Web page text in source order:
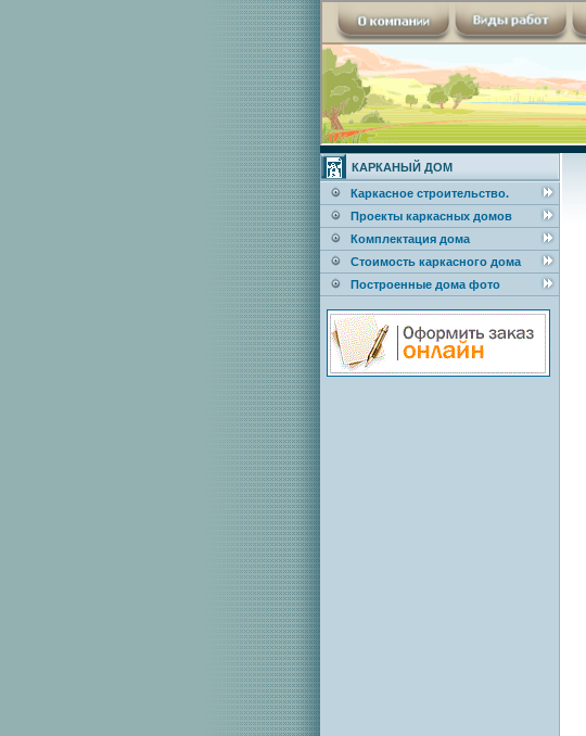
КАРКАНЫЙ ДОМ
Каркасное строительство.
Проекты каркасных домов
Комплектация дома
Стоимость каркасного дома
Построенные дома фото